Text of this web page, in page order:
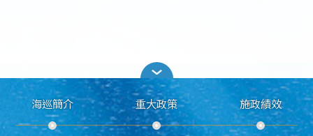
海巡簡介 重大政策 施政績效